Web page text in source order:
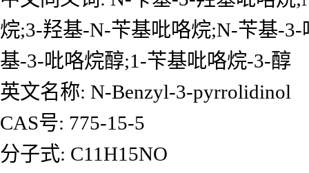
烷;3-羟基-N-苄基吡咯烷;N-苄基-
基-3-吡咯烷醇;1-苄基吡咯烷-3-醇
英文名称: N-Benzyl-3-pyrrolidinol
CAS号: 775-15-5
分子式: C11H15NO